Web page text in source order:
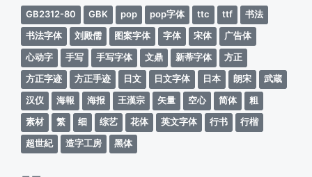
GB2312-80 GBK pop pop字体 ttc ttf
书法
书法字体
刘殿儒 图案字体 字体 宋体
广告体
心动字
手写 手写字体 文鼎 新蒂字体
方正
方正字迹
方正手迹 日文 日文字体 日本 朗宋
武蔵
汉仪
海報 海报 王漢宗 矢量 空心 简体
粗
素材
繁 细 综艺 花体 英文字体 行书
行楷
超世紀
造字工房 黑体